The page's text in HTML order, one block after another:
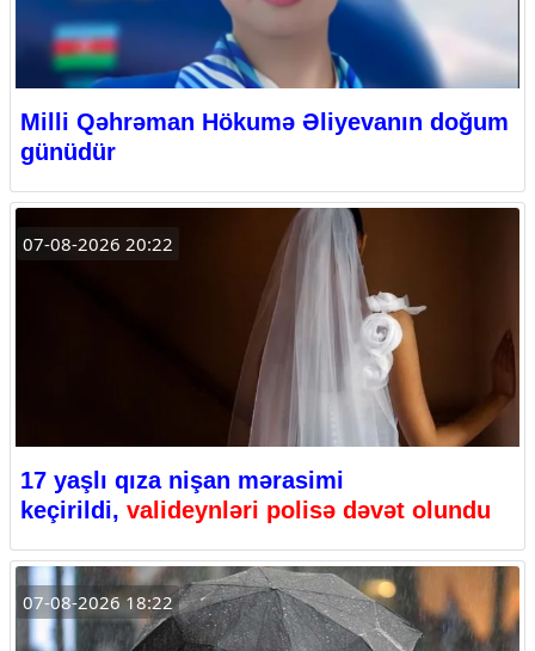
Milli Qəhrəman Hökumə Əliyevanın doğum
günüdür
07-08-2026 20:22
17 yaşlı qıza nişan mərasimi
keçirildi, valideynləri polisə dəvət olundu
07-08-2026 18:22